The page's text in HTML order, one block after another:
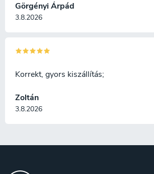
Görgényi Árpád
3.8.2026
Zoltán
3.8.2026
Korrekt, gyors kiszállítás;